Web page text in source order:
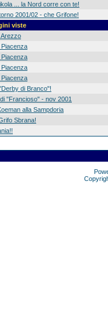
... la Nord corre con te!
2001/02 - che Grifone!
viste
di Branco"!
"Francioso" - nov 2001
alla Sampdoria
Sbrana!